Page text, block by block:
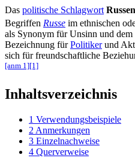
Das politische Schlagwort
Begriffen Russe im ethnischen
als Synonym für Unsinn und
Bezeichnung fürPolitikerund
sich für freundschaftliche
[anm 1][1]
Inhaltsverzeichnis
1 Verwendungsbeispiele
2 Anmerkungen
3 Einzelnachweise
4 Querverweise